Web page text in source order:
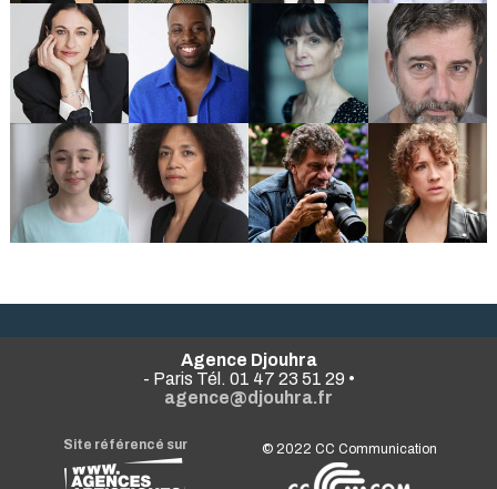
Agence Djouhra
- Paris Tél. 01 47 23 51 29 •
agence@djouhra.fr
Site référencé sur © 2022CC Communication